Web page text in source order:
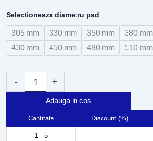
Selectioneaza diametru pad
305 mm 330 mm 350 mm 380 mm
430 mm
450 mm 480 mm 510 mm
-
Cantitate
curatare
pardoseli
poliester
305-
mm
+
Adauga in cos
Cantitate Discount (%)
1 - 5 -